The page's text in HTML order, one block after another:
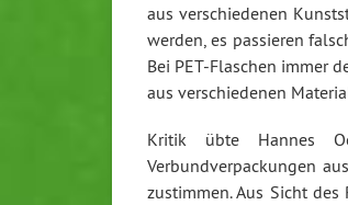
aus verschiedenen
werden, es passieren
Bei PET-Flaschen immer
aus verschiedenen
Kritik übte Hannes
Verbundverpackungen
zustimmen. Aus Sicht